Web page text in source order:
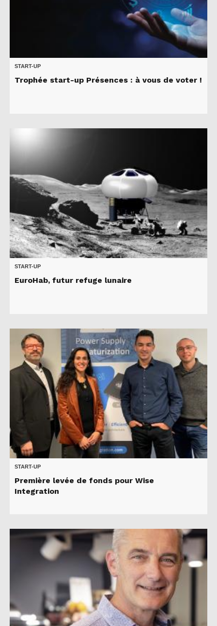
START-UP
Trophée start-up Présences : à vous de voter !
START-UP
EuroHab, futur refuge lunaire
START-UP
Première levée de fonds pour Wise
Integration